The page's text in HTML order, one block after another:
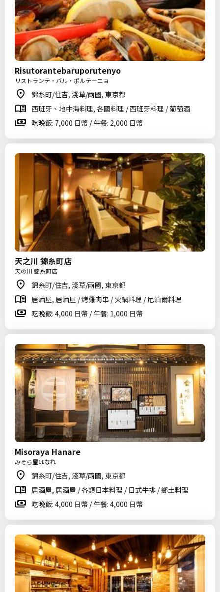
Risutorantebaruporutenyo
リストランテ・バル・ポルテーニョ
錦糸町/住吉, 淺草/兩國, 東京都
西班牙、地中海料理, 各國料理 / 西班牙料理 / 葡萄酒
吃晚飯: 7,000 日幣 / 午餐: 2,000 日幣
天之川 錦糸町店
天の川 錦糸町店
錦糸町/住吉, 淺草/兩國, 東京都
居酒屋, 居酒屋 / 烤雞肉串 / 火鍋料理 / 尼泊爾料理
吃晚飯: 4,000 日幣 / 午餐: 1,000 日幣
Misoraya Hanare
みそら屋はなれ
錦糸町/住吉, 淺草/兩國, 東京都
居酒屋, 居酒屋 / 各類日本料理 / 日式牛排 / 鄉土料理
吃晚飯: 4,000 日幣 / 午餐: 4,000 日幣